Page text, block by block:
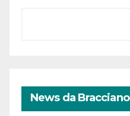
News da Bracciano